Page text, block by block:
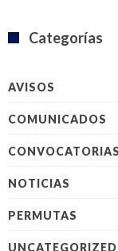
Categorías
AVISOS
COMUNICADOS
CONVOCATORIAS
NOTICIAS
PERMUTAS
UNCATEGORIZED